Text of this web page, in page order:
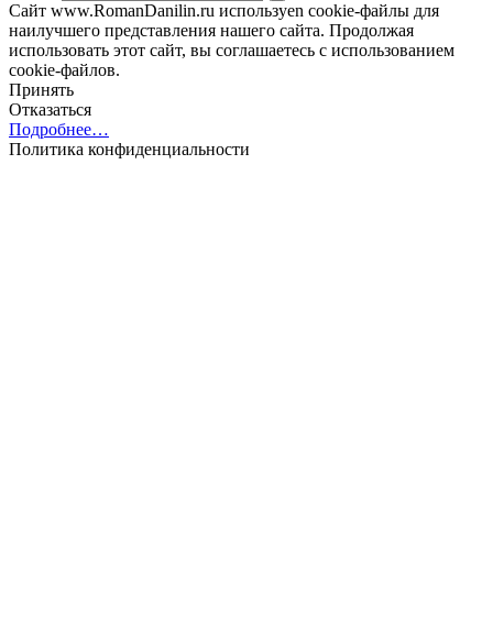
Сайт www.RomanDanilin.ru используеn cookie-файлы для
наилучшего представления нашего сайта. Продолжая
использовать этот сайт, вы соглашаетесь с использованием
cookie-файлов.
Принять
Отказаться
Подробнее…
Политика конфиденциальности